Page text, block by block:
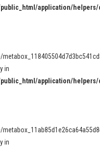
application/helpers/
in
application/helpers/
in